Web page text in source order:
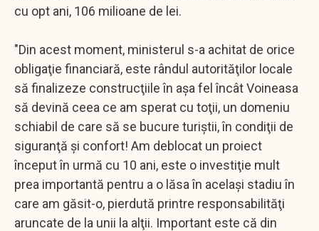
cu opt ani, 106 milioane de lei.
"Din acest moment, ministerul s-a achitat de orice
obligaţie financiară, este rândul autorităţilor locale
să finalizeze construcţiile în aşa fel încât Voineasa
să devină ceea ce am sperat cu toţii, un domeniu
schiabil de care să se bucure turiştii, în condiţii de
siguranţă şi confort! Am deblocat un proiect
început în urmă cu 10 ani, este o investiţie mult
prea importantă pentru a o lăsa în acelaşi stadiu în
care am găsit-o, pierdută printre responsabilităţi
aruncate de la unii la alţii. Important este că din